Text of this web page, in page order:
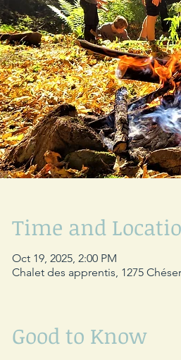
Time and
Oct 19, 2025, 2:00 PM
Chalet des apprentis, 1275
Good to Know